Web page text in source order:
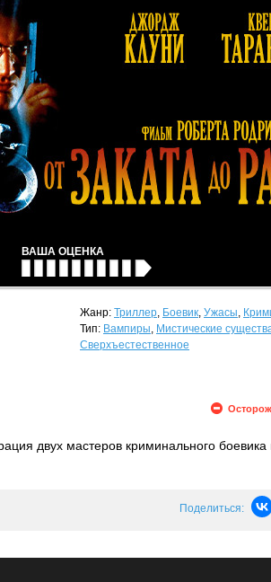
ВАША ОЦЕНКА
Жанр: Триллер, Боевик, Ужасы,
Тип: Вампиры, Мистические
Сверхъестественное
двух мастеров криминального
хоррора, щедро сдобренную
и выдающийся актерский
Поделиться: